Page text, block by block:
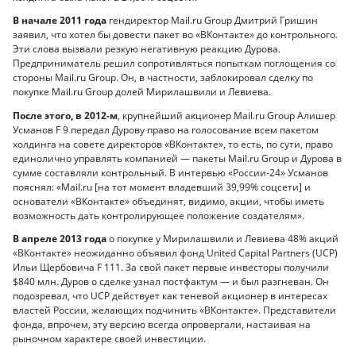
В начале 2011 года гендиректор Mail.ru Group Дмитрий Гришин
заявил, что хотел бы довести пакет во «ВКонтакте» до контрольного.
Эти слова вызвали резкую негативную реакцию Дурова.
Предприниматель решил сопротивляться попыткам поглощения со
стороны Mail.ru Group. Он, в частности, заблокировал сделку по
покупке Mail.ru Group долей Мирилашвили и Левиева.
После этого, в 2012-м, крупнейший акционер Mail.ru Group Алишер
Усманов F 9 передал Дурову право на голосование всем пакетом
холдинга на совете директоров «ВКонтакте», то есть, по сути, право
единолично управлять компанией — пакеты Mail.ru Group и Дурова в
сумме составляли контрольный. В интервью «России-24» Усманов
пояснял: «Mail.ru [на тот момент владевший 39,99% соцсети] и
основатели «ВКонтакте» объединят, видимо, акции, чтобы иметь
возможность дать контролирующее положение создателям».
В апреле 2013 годао покупке у Мирилашвили и Левиева 48% акций
«ВКонтакте» неожиданно объявил фонд United Capital Partners (UCP)
Ильи Щербовича F 111. За свой пакет первые инвесторы получили
$840 млн. Дуров о сделке узнал постфактум — и был разгневан. Он
подозревал, что UCP действует как теневой акционер в интересах
властей России, желающих подчинить «ВКонтакте». Представители
фонда, впрочем, эту версию всегда опровергали, настаивая на
рыночном характере своей инвестиции.